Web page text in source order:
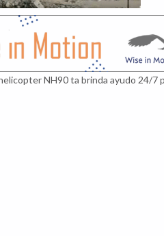
NH90 ta brinda ayudo 24/7